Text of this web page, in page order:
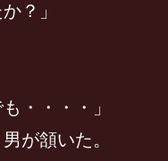
？」
・・・・」
が頷いた。